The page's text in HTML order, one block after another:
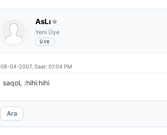
AsLı
Yeni Üye
08-04-2007, Saat: 01:04 PM
saqoL :hihi:hihi
Ara